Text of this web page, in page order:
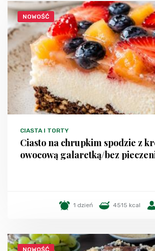
NOWOŚĆ
CIASTA I TORTY
Ciasto na chrupkim spodzie z
owocową galaretką/bez
1 dzień 4515 kcal
NOWOŚĆ